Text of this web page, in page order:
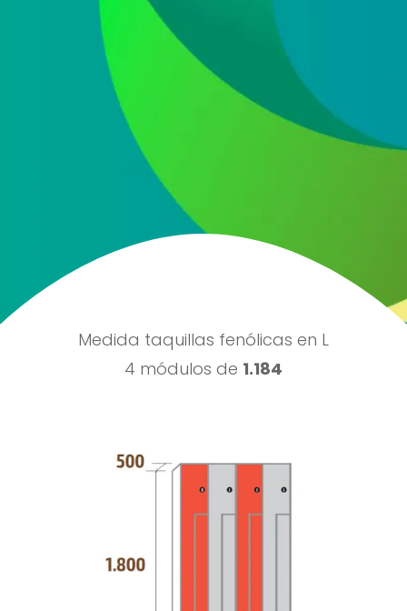
He leído y acepto la
política de protección de
Acepto recibir información comercial sobre las ofertas
y promociones de nuestra empresa (NET QUINTOS, S.L.)
relacionadas con nuestro sector en base a nuestra
política de protección de datos
Medida taquillas fenólicas en L
4 módulos de 1.184